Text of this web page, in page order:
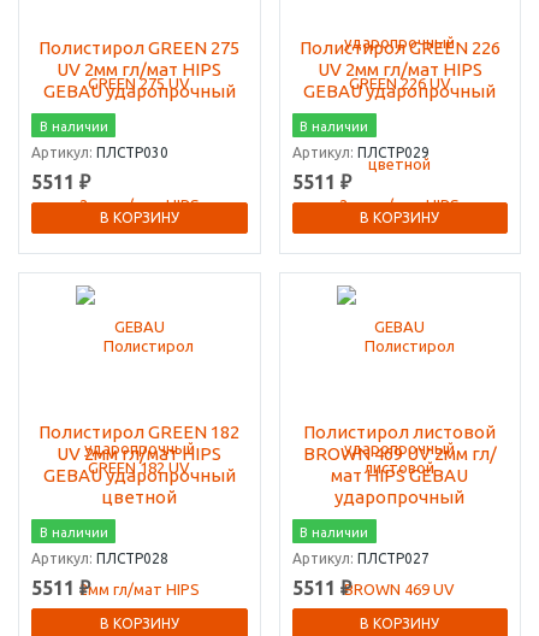
Полистирол GREEN 275
UV 2мм гл/мат HIPS
GEBAU ударопрочный
В наличии
Артикул: ПЛСТР030
5511 ₽
В КОРЗИНУ
Полистирол GREEN 226
UV 2мм гл/мат HIPS
GEBAU ударопрочный
В наличии
Артикул: ПЛСТР029
5511 ₽
В КОРЗИНУ
Полистирол GREEN 182
UV 2мм гл/мат HIPS
GEBAU ударопрочный
цветной
В наличии
Артикул: ПЛСТР028
5511 ₽
В КОРЗИНУ
Полистирол листовой
BROWN 469 UV 2мм гл/
мат HIPS GEBAU
ударопрочный
В наличии
Артикул: ПЛСТР027
5511 ₽
В КОРЗИНУ